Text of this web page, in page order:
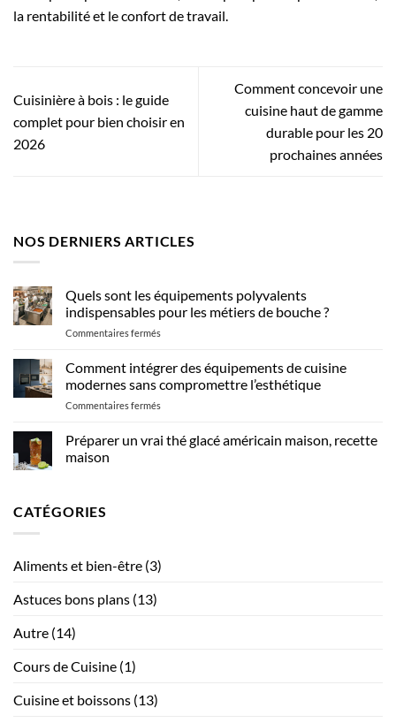
la rentabilité et le confort de travail.
Cuisinière à bois : le guide
complet pour bien choisir en
2026
Comment concevoir une
cuisine haut de gamme
durable pour les 20
prochaines années
NOS DERNIERS ARTICLES
Quels sont les équipements polyvalents
indispensables pour les métiers de bouche ?
Commentaires ferméssur
les
équipements
polyvalents
pour
Comment intégrer des équipements de cuisine
modernes sans compromettre l’esthétique
Commentaires ferméssur
intégrer
des
Préparer un vrai thé glacé américain maison, recette
maison
Préparer
un
américain
maison
CATÉGORIES
Aliments et bien-être (3)
Astuces bons plans (13)
Autre (14)
Cours de Cuisine (1)
Cuisine et boissons (13)